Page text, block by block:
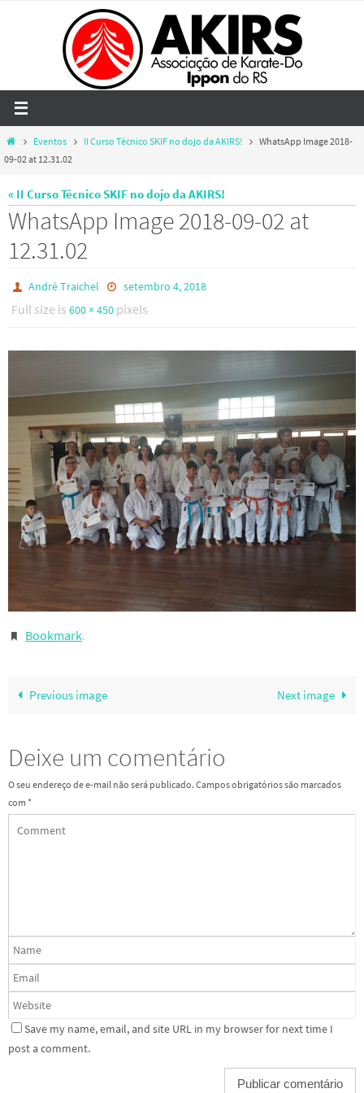
HomeEventos II Curso Técnico SKIF no dojo da AKIRS!
WhatsApp Image 2018-
09-02 at 12.31.02
« II Curso Técnico SKIF no dojo da AKIRS!
WhatsApp Image 2018-09-02 at
12.31.02
André Traichel setembro 4, 2018
Full size is 600 × 450 pixels
Bookmark.
Previous image Next image
Deixe um comentário
O seu endereço de e-mail não será publicado. Campos obrigatórios são marcados
com *
Save my name, email, and site URL in my browser for next time I
post a comment.